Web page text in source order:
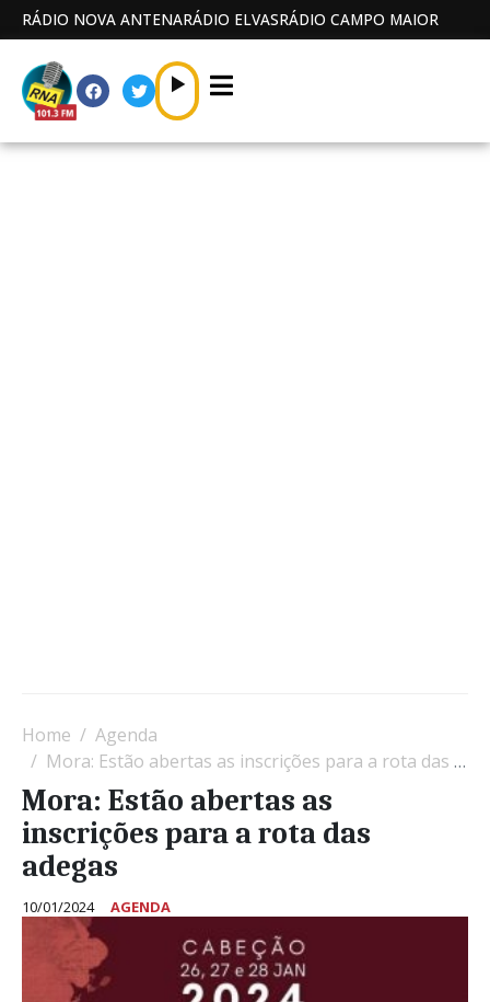
RÁDIO NOVA ANTENARÁDIO ELVASRÁDIO CAMPO MAIOR
Home
Agenda
Mora: Estão abertas as inscrições para a rota das adegas
Mora: Estão abertas as
inscrições para a rota das
adegas
10/01/2024 AGENDA